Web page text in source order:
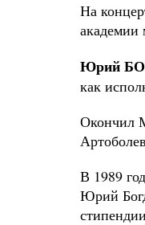
На
Юрий
как
Окончил
В 1989
Юрий